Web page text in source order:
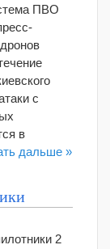
ПВО
с
в
дальше »
2